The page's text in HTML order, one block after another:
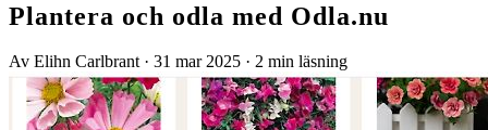
Plantera och odla med Odla.nu
Av Elihn Carlbrant · 31 mar 2025 · 2 min läsning